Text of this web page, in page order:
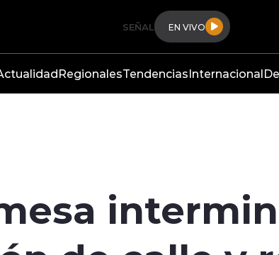
SEÑAL EN VIVO
RegionalesTendenciasInternacional